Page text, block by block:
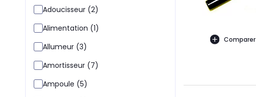
Adoucisseur (2)
Alimentation (1)
Allumeur (3)
Amortisseur (7)
Ampoule (5)
Comparer